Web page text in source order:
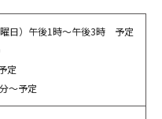
日）午後1時～午後3時 予定
定
～予定